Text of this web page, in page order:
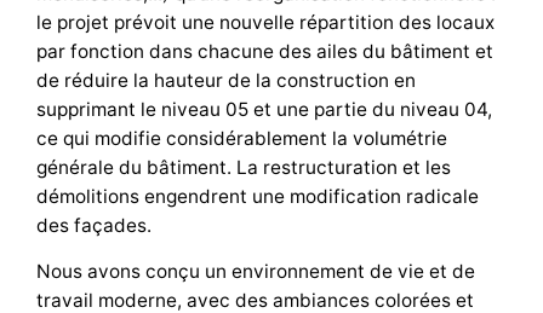
le projet prévoit une nouvelle répartition des locaux
par fonction dans chacune des ailes du bâtiment et
de réduire la hauteur de la construction en
supprimant le niveau 05 et une partie du niveau 04,
ce qui modifie considérablement la volumétrie
générale du bâtiment. La restructuration et les
démolitions engendrent une modification radicale
des façades.
Nous avons conçu un environnement de vie et de
travail moderne, avec des ambiances colorées et